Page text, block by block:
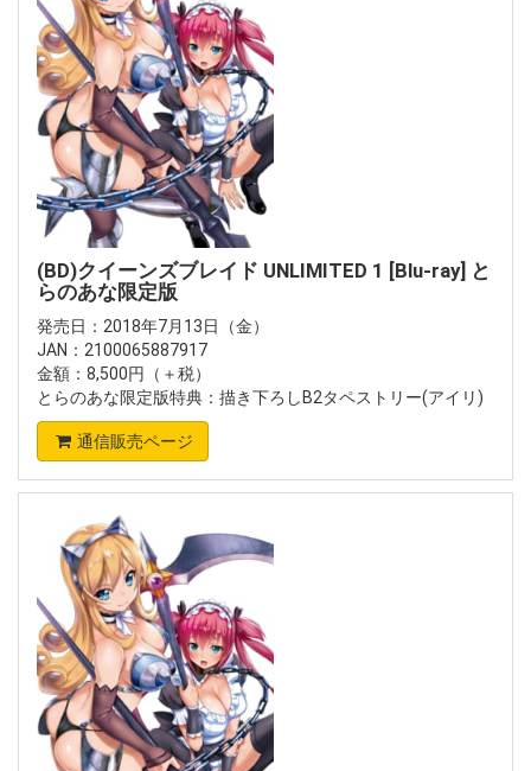
(BD)クイーンズブレイド UNLIMITED 1 [Blu-ray] と
らのあな限定版
発売日：2018年7月13日（金）
JAN：2100065887917
金額：8,500円（＋税）
とらのあな限定版特典：描き下ろしB2タペストリー(アイリ)
通信販売ページ